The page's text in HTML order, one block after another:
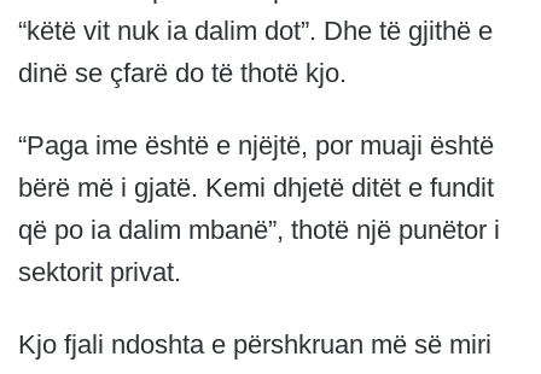
“këtë vit nuk ia dalim dot”. Dhe të gjithë e
dinë se çfarë do të thotë kjo.
“Paga ime është e njëjtë, por muaji është
bërë më i gjatë. Kemi dhjetë ditët e fundit
që po ia dalim mbanë”, thotë një punëtor i
sektorit privat.
Kjo fjali ndoshta e përshkruan më së miri